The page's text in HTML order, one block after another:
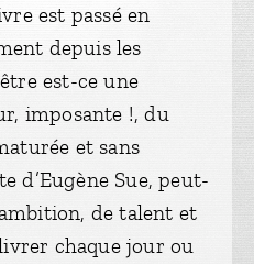
est passé en
depuis les
est-ce une
imposante !, du
et sans
d’Eugène Sue, peut-
de talent et
chaque jour ou